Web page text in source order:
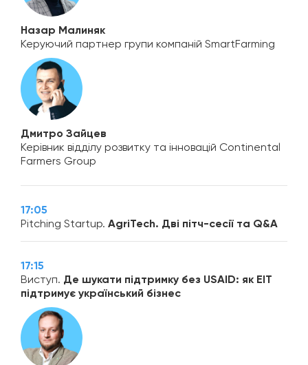
Назар Малиняк
Керуючий партнер групи компаній SmartFarming
Дмитро Зайцев
Керівник відділу розвитку та інновацій Continental
Farmers Group
17:05
Pitching Startup. AgriTech. Дві пітч-сесії та Q&A
17:15
Виступ. Де шукати підтримку без USAID: як EIT
підтримує український бізнес